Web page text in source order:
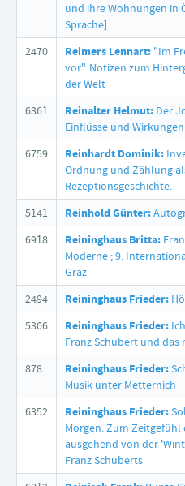
und ihre Wohnungen in
Sprache]
2470
Reimers Lennart: "Im
vor". Notizen zum
der Welt
6361
Reinalter Helmut: Der
Einflüsse und Wirkungen
6759
Reinhardt Dominik:
Ordnung und Zählung
Rezeptionsgeschichte.
5141
Reinhold Günter:
6918
Reininghaus Britta:
Moderne ; 9.
Graz
2494
Reininghaus Frieder:
5306
Reininghaus Frieder:
Franz Schubert und
878
Reininghaus Frieder:
Musik unter Metternich
6352
Reininghaus Frieder:
Morgen. Zum Zeitgefühl
ausgehend von der
Franz Schuberts